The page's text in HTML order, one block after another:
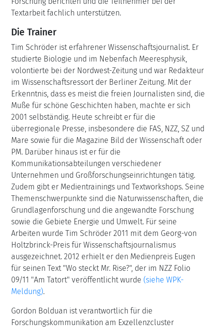
Textarbeit fachlich unterstützen.
Die Trainer
Tim Schröder ist erfahrener Wissenschaftsjournalist. Er
studierte Biologie und im Nebenfach Meeresphysik,
volontierte bei der Nordwest-Zeitung und war Redakteur
im Wissenschaftsressort der Berliner Zeitung. Mit der
Erkenntnis, dass es meist die freien Journalisten sind, die
Muße für schöne Geschichten haben, machte er sich
2001 selbständig. Heute schreibt er für die
überregionale Presse, insbesondere die FAS, NZZ, SZ und
Mare sowie für die Magazine Bild der Wissenschaft oder
PM. Darüber hinaus ist er für die
Kommunikationsabteilungen verschiedener
Unternehmen und Großforschungseinrichtungen tätig.
Zudem gibt er Medientrainings und Textworkshops. Seine
Themenschwerpunkte sind die Naturwissenschaften, die
Grundlagenforschung und die angewandte Forschung
sowie die Gebiete Energie und Umwelt. Für seine
Arbeiten wurde Tim Schröder 2011 mit dem Georg-von
Holtzbrinck-Preis für Wissenschaftsjournalismus
ausgezeichnet. 2012 erhielt er den Medienpreis Eugen
für seinen Text "Wo steckt Mr. Rise?", der im NZZ Folio
09/11 "Am Tatort" veröffentlicht wurde (siehe WPK-
Meldung).
Gordon Bolduan ist verantwortlich für die
Forschungskommunikation am Exzellenzcluster